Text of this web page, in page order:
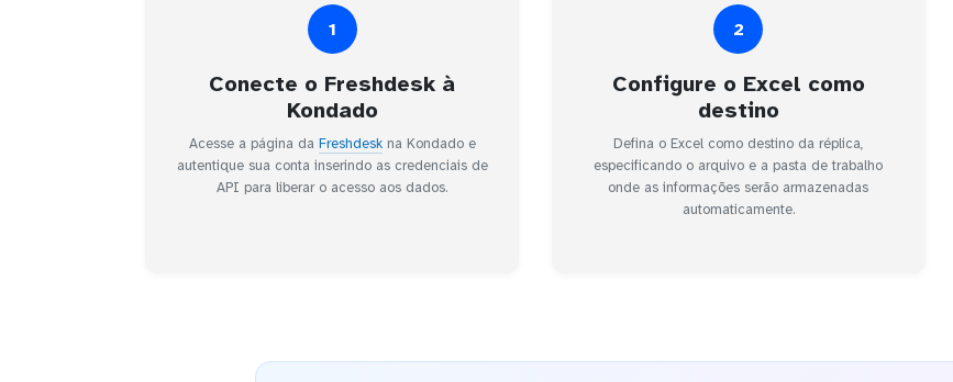
1
Conecte o Freshdesk à
Kondado
Acesse a página da Freshdeskna Kondado e
autentique sua conta inserindo as credenciais de
API para liberar o acesso aos dados.
2
Configure o Excel como
destino
Defina o Excel como destino da réplica,
especificando o arquivo e a pasta de trabalho
onde as informações serão armazenadas
automaticamente.